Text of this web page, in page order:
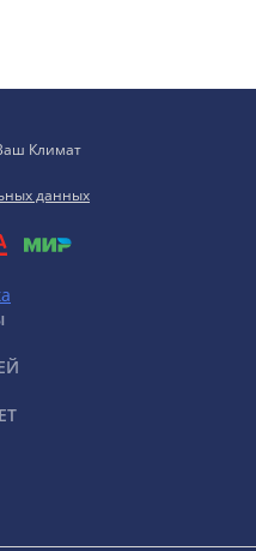
Климат
данных